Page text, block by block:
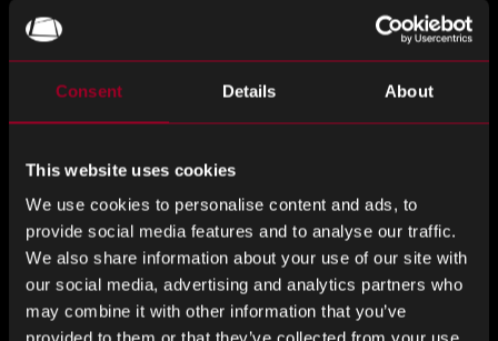
Consent Details About
This website uses cookies
We use cookies to personalise content and ads, to
provide social media features and to analyse our traffic.
We also share information about your use of our site with
our social media, advertising and analytics partners who
may combine it with other information that you’ve
Websites einzukaufen, die eine Lagerlieferung innerhalb
von Tagen versprechen, wenn etwas zu gut erscheint, um
Es ist auch wichtig, das Bewusstsein für dieses Problem zu
verbreiten, um sicherzustellen, dass sie diesen Betrügereien
nicht zum Opfer fallen. Diese Websites nutzen diejenigen,
die bereits Probleme haben. Wir sollten uns alle einig sein,
betrügerische Aktivitäten aus unserer Branche
fernzuhalten.